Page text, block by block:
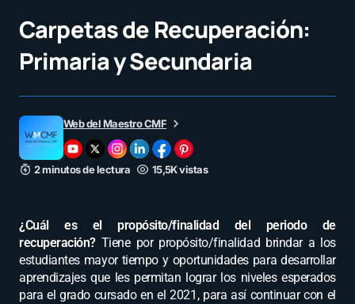
Carpetas de Recuperación:
Primaria y Secundaria
Web del Maestro CMF
2 minutos de lectura 15,5K vistas
¿Cuál es el propósito/finalidad del periodo de
recuperación? Tiene por propósito/finalidad brindar a los
estudiantes mayor tiempo y oportunidades para desarrollar
aprendizajes que les permitan lograr los niveles esperados
para el grado cursado en el 2021, para así continuar con el